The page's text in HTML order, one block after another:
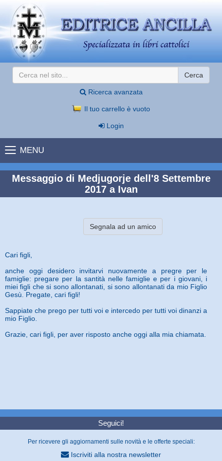
Cerca
Ricerca avanzata
Il tuo carrello è vuoto
Login
MENU
Messaggio di Medjugorje dell'8 Settembre
2017 a Ivan
Segnala ad un amico
Cari figli,
anche oggi desidero invitarvi nuovamente a pregre per le
famiglie: pregare per la santità nelle famiglie e per i giovani, i
miei figli che si sono allontanati, si sono allontanati da mio Figlio
Gesù. Pregate, cari figli!
Sappiate che prego per tutti voi e intercedo per tutti voi dinanzi a
mio Figlio.
Grazie, cari figli, per aver risposto anche oggi alla mia chiamata.
Seguici!
Per ricevere gli aggiornamenti sulle novità e le offerte speciali:
Iscriviti alla nostra newsletter